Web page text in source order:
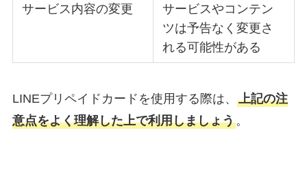
サービス内容の変更
サービスやコンテン
ツは予告なく変更さ
れる可能性がある
LINEプリペイドカードを使用する際は、 上記の注
意点をよく理解した上で利用しましょう。